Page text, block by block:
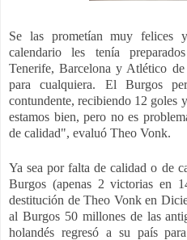
Se las prometían muy felices
calendario les tenía
Tenerife, Barcelona y Atlético de
para cualquiera. El Burgos
contundente, recibiendo 12 goles
estamos bien, pero no es
de calidad", evaluó Theo Vonk.
Ya sea por falta de calidad o de
Burgos (apenas 2 victorias en
destitución de Theo Vonk en
al Burgos 50 millones de las
holandés regresó a su país